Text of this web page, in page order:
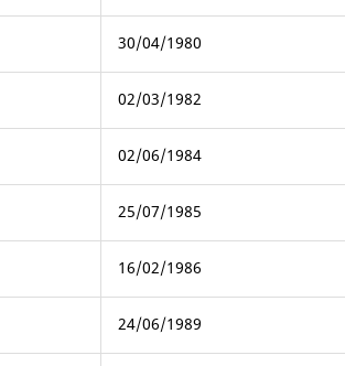
30/04/1980
02/03/1982
02/06/1984
25/07/1985
16/02/1986
24/06/1989